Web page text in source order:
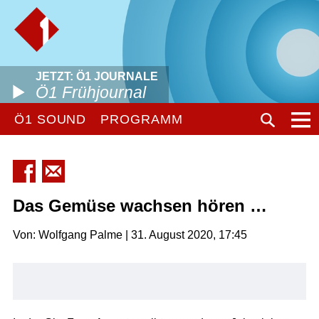
JETZT: Ö1 JOURNALE
Ö1 Frühjournal
Ö1 SOUND PROGRAMM
Das Gemüse wachsen hören …
Von: Wolfgang Palme | 31. August 2020, 17:45